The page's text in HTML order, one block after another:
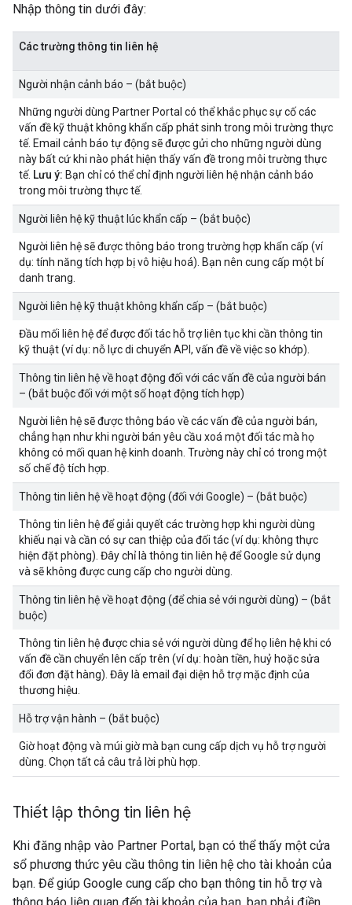
Nhập thông tin dưới đây:
Các trường thông tin liên hệ
Người nhận cảnh báo – (bắt buộc)
Những người dùng Partner Portal có thể khắc phục sự cố các
vấn đề kỹ thuật không khẩn cấp phát sinh trong môi trường thực
tế. Email cảnh báo tự động sẽ được gửi cho những người dùng
này bất cứ khi nào phát hiện thấy vấn đề trong môi trường thực
tế. Lưu ý: Bạn chỉ có thể chỉ định người liên hệ nhận cảnh báo
trong môi trường thực tế.
Người liên hệ kỹ thuật lúc khẩn cấp – (bắt buộc)
Người liên hệ sẽ được thông báo trong trường hợp khẩn cấp (ví
dụ: tính năng tích hợp bị vô hiệu hoá). Bạn nên cung cấp một bí
danh trang.
Người liên hệ kỹ thuật không khẩn cấp – (bắt buộc)
Đầu mối liên hệ để được đối tác hỗ trợ liên tục khi cần thông tin
kỹ thuật (ví dụ: nỗ lực di chuyển API, vấn đề về việc so khớp).
Thông tin liên hệ về hoạt động đối với các vấn đề của người bán
– (bắt buộc đối với một số hoạt động tích hợp)
Người liên hệ sẽ được thông báo về các vấn đề của người bán,
chẳng hạn như khi người bán yêu cầu xoá một đối tác mà họ
không có mối quan hệ kinh doanh. Trường này chỉ có trong một
số chế độ tích hợp.
Thông tin liên hệ về hoạt động (đối với Google) – (bắt buộc)
Thông tin liên hệ để giải quyết các trường hợp khi người dùng
khiếu nại và cần có sự can thiệp của đối tác (ví dụ: không thực
hiện đặt phòng). Đây chỉ là thông tin liên hệ để Google sử dụng
và sẽ không được cung cấp cho người dùng.
Thông tin liên hệ về hoạt động (để chia sẻ với người dùng) – (bắt
buộc)
Thông tin liên hệ được chia sẻ với người dùng để họ liên hệ khi có
vấn đề cần chuyển lên cấp trên (ví dụ: hoàn tiền, huỷ hoặc sửa
đổi đơn đặt hàng). Đây là email đại diện hỗ trợ mặc định của
thương hiệu.
Hỗ trợ vận hành – (bắt buộc)
Giờ hoạt động và múi giờ mà bạn cung cấp dịch vụ hỗ trợ người
dùng. Chọn tất cả câu trả lời phù hợp.
Thiết lập thông tin liên hệ
Khi đăng nhập vào Partner Portal, bạn có thể thấy một cửa
sổ phương thức yêu cầu thông tin liên hệ cho tài khoản của
bạn. Để giúp Google cung cấp cho bạn thông tin hỗ trợ và